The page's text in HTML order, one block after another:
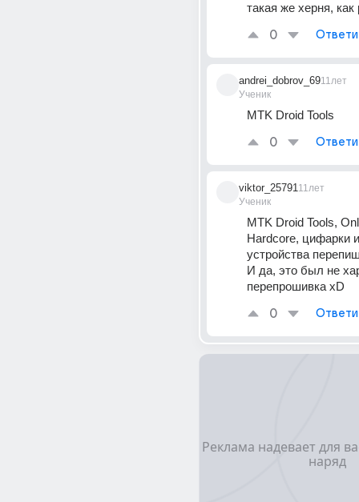
такая же херня,
0
andrei_dobrov_69
Ученик
11лет
MTK Droid Tools
0
viktor_25791
Ученик
11лет
MTK Droid Tools,
Hardcore, цифарки
устройства
И да, это был не
перепрошивка xD
0